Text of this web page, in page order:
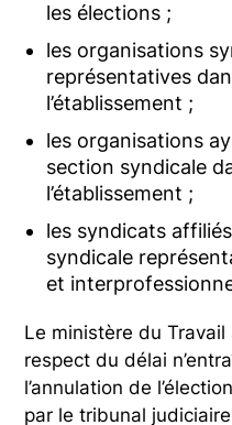
les élections ;
les organisations
représentatives
l’établissement ;
les organisations
section syndicale
l’établissement ;
les syndicats
syndicale
et
Le ministère du
respect du délai
l’annulation de
par le tribunal